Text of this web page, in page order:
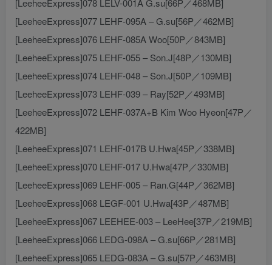
[LeeheeExpress]078 LELV-001A G.su[66P／468MB]
[LeeheeExpress]077 LEHF-095A – G.su[56P／462MB]
[LeeheeExpress]076 LEHF-085A Woo[50P／843MB]
[LeeheeExpress]075 LEHF-055 – Son.J[48P／130MB]
[LeeheeExpress]074 LEHF-048 – Son.J[50P／109MB]
[LeeheeExpress]073 LEHF-039 – Ray[52P／493MB]
[LeeheeExpress]072 LEHF-037A+B Kim Woo Hyeon[47P／
422MB]
[LeeheeExpress]071 LEHF-017B U.Hwa[45P／338MB]
[LeeheeExpress]070 LEHF-017 U.Hwa[47P／330MB]
[LeeheeExpress]069 LEHF-005 – Ran.G[44P／362MB]
[LeeheeExpress]068 LEGF-001 U.Hwa[43P／487MB]
[LeeheeExpress]067 LEEHEE-003 – LeeHee[37P／219MB]
[LeeheeExpress]066 LEDG-098A – G.su[66P／281MB]
[LeeheeExpress]065 LEDG-083A – G.su[57P／463MB]